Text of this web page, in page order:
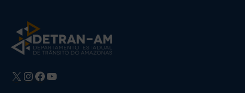
X Instagram
Facebook
Youtube